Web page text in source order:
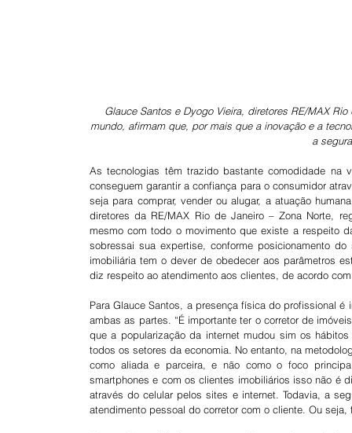
Glauce Santos e Dyogo Vieira, diretores RE/MAX
mundo, afirmam que, por mais que a inovação e a
a
As tecnologias têm trazido bastante comodidade na
conseguem garantir a confiança para o consumidor
seja para comprar, vender ou alugar, a atuação
diretores da RE/MAX Rio de Janeiro – Zona Norte,
mesmo com todo o movimento que existe a respeito
sobressai sua expertise, conforme posicionamento
imobiliária tem o dever de obedecer aos parâmetros
diz respeito ao atendimento aos clientes, de acordo
Para Glauce Santos, a presença física do profissional
ambas as partes. “É importante ter o corretor de
que a popularização da internet mudou sim os
todos os setores da economia. No entanto, na
como aliada e parceira, e não como o foco
smartphones e com os clientes imobiliários isso não é
através do celular pelos sites e internet. Todavia, a
atendimento pessoal do corretor com o cliente. Ou seja,